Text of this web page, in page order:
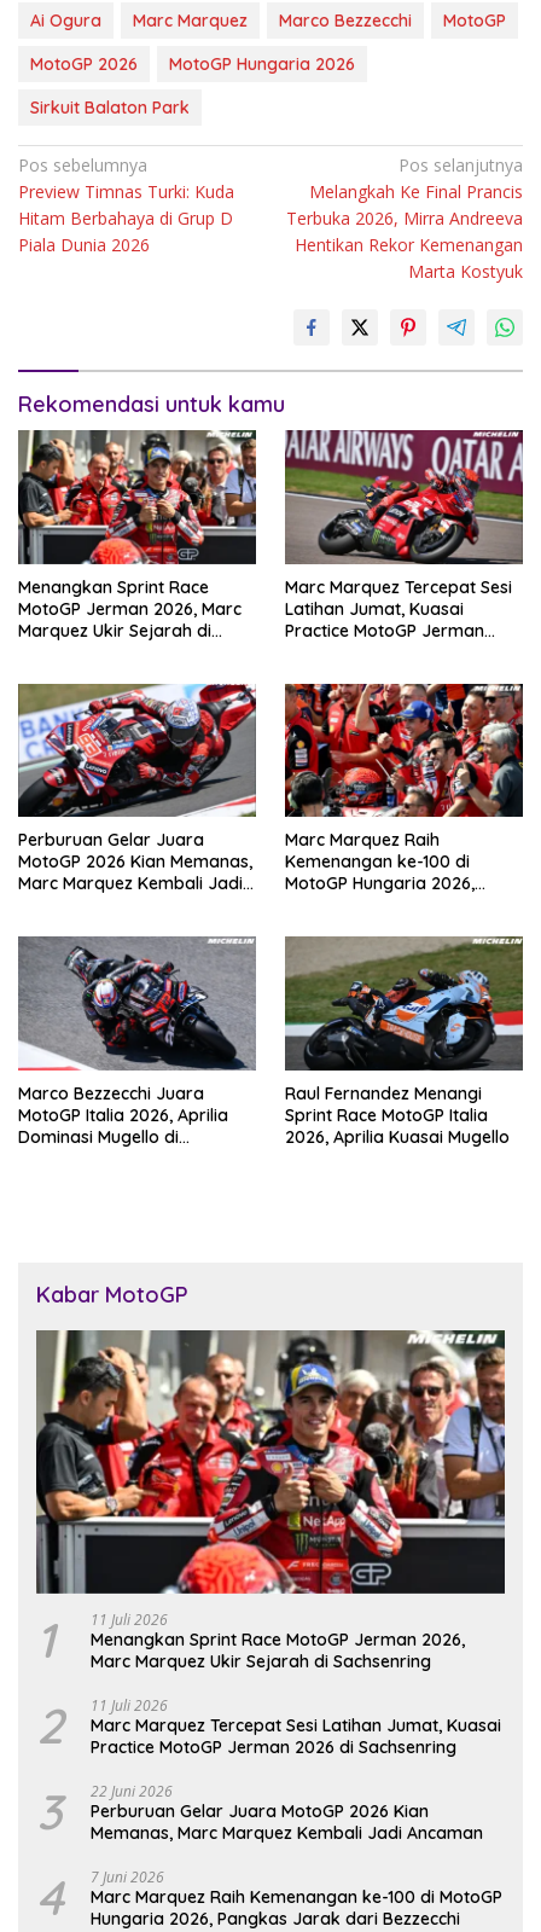
Ai Ogura Marc Marquez Marco Bezzecchi
MotoGP
MotoGP 2026
MotoGP Hungaria 2026
Sirkuit Balaton Park
Navigasi
pos
Pos sebelumnya
Preview Timnas Turki: Kuda
Hitam Berbahaya di Grup D
Piala Dunia 2026
Pos selanjutnya
Melangkah Ke Final Prancis
Terbuka 2026, Mirra Andreeva
Hentikan Rekor Kemenangan
Marta Kostyuk
Rekomendasi untuk kamu
Menangkan Sprint Race
MotoGP Jerman 2026, Marc
Marquez Ukir Sejarah di
Marc Marquez Tercepat Sesi
Latihan Jumat, Kuasai
Practice MotoGP Jerman
Perburuan Gelar Juara
MotoGP 2026 Kian Memanas,
Marc Marquez Kembali Jadi
Marc Marquez Raih
Kemenangan ke-100 di
MotoGP Hungaria 2026,
Marco Bezzecchi Juara
MotoGP Italia 2026, Aprilia
Dominasi Mugello di
Raul Fernandez Menangi
Sprint Race MotoGP Italia
2026, Aprilia Kuasai Mugello
Kabar MotoGP
1 11 Juli 2026
Menangkan Sprint Race MotoGP Jerman 2026,
Marc Marquez Ukir Sejarah di Sachsenring
2 11 Juli 2026
Marc Marquez Tercepat Sesi Latihan Jumat, Kuasai
Practice MotoGP Jerman 2026 di Sachsenring
3 22 Juni 2026
Perburuan Gelar Juara MotoGP 2026 Kian
Memanas, Marc Marquez Kembali Jadi Ancaman
4 7 Juni 2026
Marc Marquez Raih Kemenangan ke-100 di MotoGP
Hungaria 2026, Pangkas Jarak dari Bezzecchi